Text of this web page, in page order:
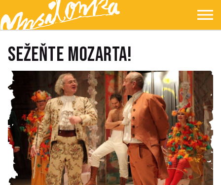
Přejít na hlavní obsah
Přejít na navigaci
Přejít na hledání
Ypsilonka ☰
Sežeňte Mozarta!